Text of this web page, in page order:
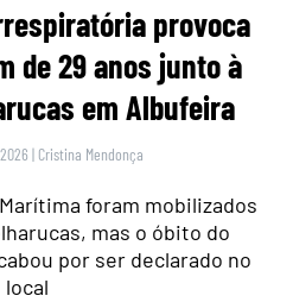
provoca
de 29 anos junto à
em Albufeira
| Cristina Mendonça
foram mobilizados
mas o óbito do
por ser declarado no
local